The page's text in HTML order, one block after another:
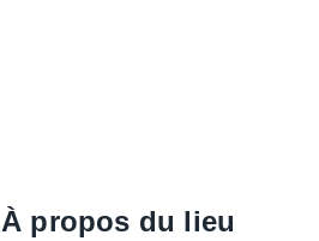
À propos du lieu